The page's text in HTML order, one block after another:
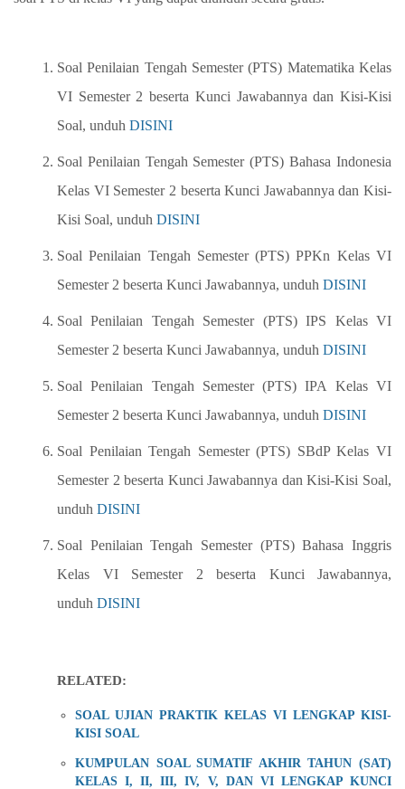
Soal Penilaian Tengah Semester (PTS) Matematika Kelas
VI Semester 2 beserta Kunci Jawabannya dan Kisi-Kisi
Soal, unduh DISINI
Soal Penilaian Tengah Semester (PTS) Bahasa Indonesia
Kelas VI Semester 2 beserta Kunci Jawabannya dan Kisi-
Kisi Soal, unduh DISINI
Soal Penilaian Tengah Semester (PTS) PPKn Kelas VI
Semester 2 beserta Kunci Jawabannya, unduh DISINI
Soal Penilaian Tengah Semester (PTS) IPS Kelas VI
Semester 2 beserta Kunci Jawabannya, unduh DISINI
Soal Penilaian Tengah Semester (PTS) IPA Kelas VI
Semester 2 beserta Kunci Jawabannya, unduh DISINI
Soal Penilaian Tengah Semester (PTS) SBdP Kelas VI
Semester 2 beserta Kunci Jawabannya dan Kisi-Kisi Soal,
unduh DISINI
Soal Penilaian Tengah Semester (PTS) Bahasa Inggris
Kelas VI Semester 2 beserta Kunci Jawabannya,
unduh DISINI
RELATED:
SOAL UJIAN PRAKTIK KELAS VI LENGKAP KISI-
KISI SOAL
KUMPULAN SOAL SUMATIF AKHIR TAHUN (SAT)
KELAS I, II, III, IV, V, DAN VI LENGKAP KUNCI